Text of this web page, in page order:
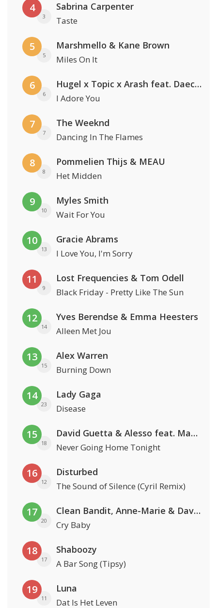
4
3
Sabrina Carpenter
Taste
5
5
Marshmello & Kane Brown
Miles On It
6
6
Hugel x Topic x Arash feat. Daecolm
I Adore You
7
7
The Weeknd
Dancing In The Flames
8
8
Pommelien Thijs & MEAU
Het Midden
9
10
Myles Smith
Wait For You
10
13
Gracie Abrams
I Love You, I'm Sorry
11
9
Lost Frequencies & Tom Odell
Black Friday - Pretty Like The Sun
12
14
Yves Berendse & Emma Heesters
Alleen Met Jou
13
15
Alex Warren
Burning Down
14
23
Lady Gaga
Disease
15
18
David Guetta & Alesso feat. Madison Love
Never Going Home Tonight
16
12
Disturbed
The Sound of Silence (Cyril Remix)
17
20
Clean Bandit, Anne-Marie & David Guetta
Cry Baby
18
17
Shaboozy
A Bar Song (Tipsy)
19
11
Luna
Dat Is Het Leven